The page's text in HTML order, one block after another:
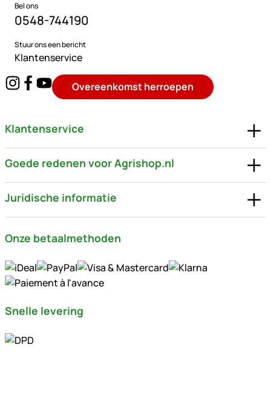
Bel ons
0548-744190
Stuur ons een bericht
Klantenservice
Overeenkomst herroepen
Klantenservice
Goede redenen voor Agrishop.nl
Juridische informatie
Onze betaalmethoden
Snelle levering